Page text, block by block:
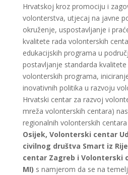
Hrvatskoj kroz promociju i
volonterstva, utjecaj na javne
okruženje, uspostavljanje i
kvalitete rada volonterskih
edukacijskih programa u
postavljanje standarda
volonterskih programa,
inovativnih politika u razvoju
Hrvatski centar za razvoj
mreža volonterskih centara)
regionalnih volonterskih centara
Osijek, Volonterski centar
civilnog društva Smart iz
centar Zagreb i Volonterski
MI) s namjerom da se na